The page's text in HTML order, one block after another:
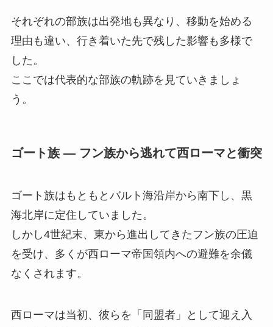
それぞれの部族は出発地も異なり、移動を始める
理由も違い、行き着いた先で残した影響も多様で
した。
ここでは代表的な部族の軌跡を見ていきましょ
う。
ゴート族 ― フン族から逃れて西ローマと衝突
ゴート族はもともとバルト海沿岸から南下し、黒
海北岸に定住していました。
しかし4世紀末、東から進出してきたフン族の圧迫
を受け、多くが西ローマ帝国領内への避難を余儀
なくされます。
西ローマは当初、彼らを「同盟者」として迎え入